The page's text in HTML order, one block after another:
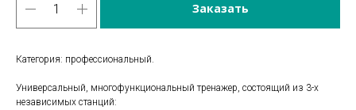
Заказать
Категория: профессиональный.
Универсальный, многофункциональный тренажер, состоящий из 3-х
независимых станций: